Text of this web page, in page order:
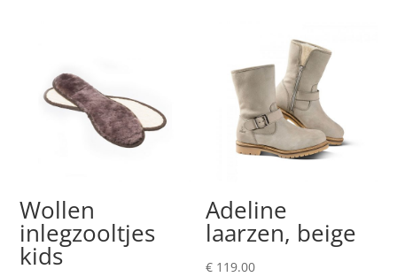
Wollen
inlegzooltjes
kids
Adeline
laarzen, beige
€ 119.00